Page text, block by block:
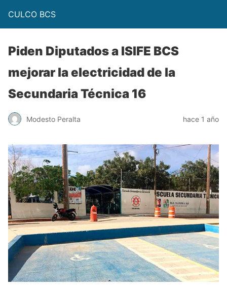
CULCO BCS
Piden Diputados a ISIFE BCS
mejorar la electricidad de la
Secundaria Técnica 16
Modesto Peralta hace 1 año